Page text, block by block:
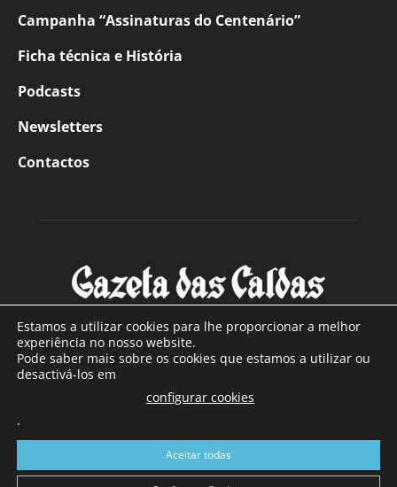
Campanha “Assinaturas do Centenário”
Ficha técnica e História
Podcasts
Newsletters
Contactos
SOBRE NÓS
Com sede nas Caldas da Rainha e mais de 90 anos de
a sul de distrito de Leiria, com mais de 40.000 leitores por
toda a região Oeste. Jornal com distribuição em Portugal
Continental e assinatura online.
Estamos a utilizar cookies para lhe proporcionar a melhor
experiência no nosso website.
Pode saber mais sobre os cookies que estamos a utilizar ou
desactivá-los em
configurar cookies
.
Aceitar todas